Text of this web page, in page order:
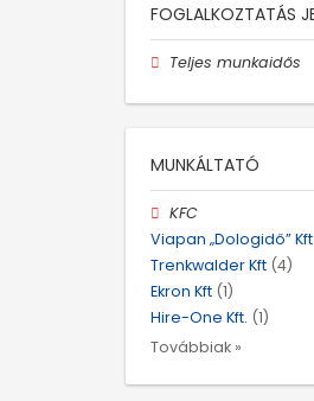
FOGLALKOZTATÁS
Teljes munkaidős
MUNKÁLTATÓ
KFC
Viapan „Dologidő” Kft.
Trenkwalder Kft (4)
Ekron Kft (1)
Hire-One Kft. (1)
Továbbiak »